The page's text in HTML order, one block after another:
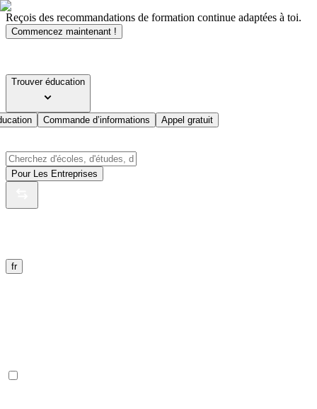
Reçois des recommandations de formation continue adaptées à toi.
Commencez maintenant !
Trouver éducation
Commande d’informations Appel gratuit
Pour Les Entreprises
fr